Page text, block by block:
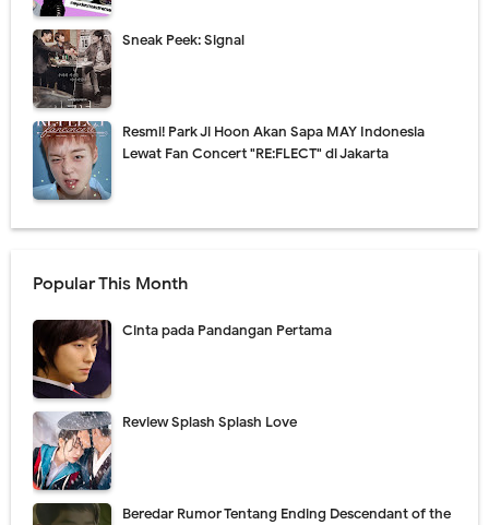
Sneak Peek: Signal
Resmi! Park Ji Hoon Akan Sapa MAY Indonesia
Lewat Fan Concert "RE:FLECT" di Jakarta
Popular This Month
Cinta pada Pandangan Pertama
Review Splash Splash Love
Beredar Rumor Tentang Ending Descendant of the